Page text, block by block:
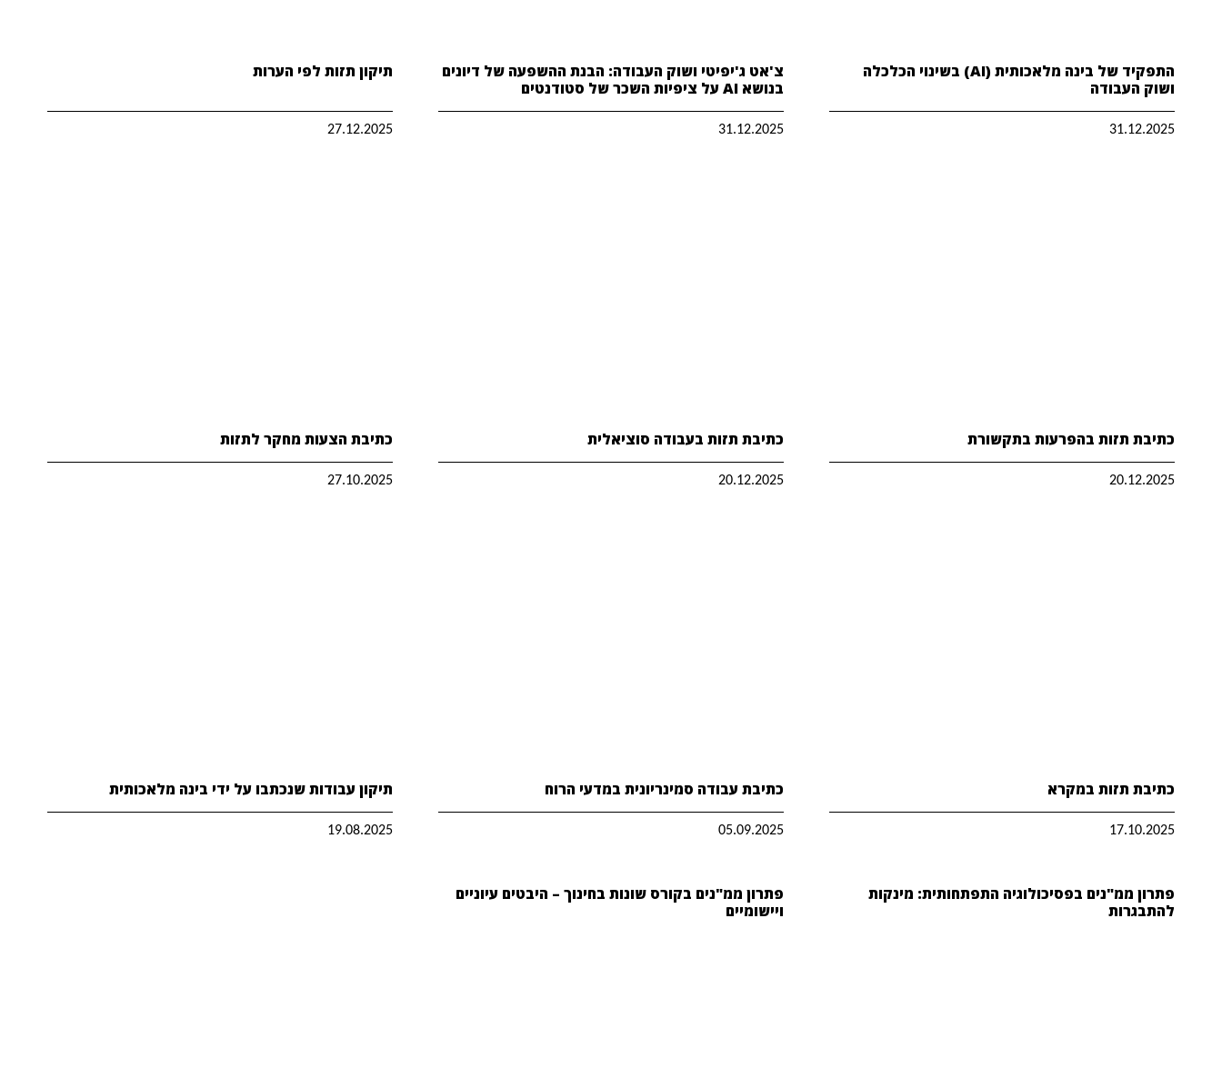
התפקיד של בינה מלאכותית (AI) בשינוי הכלכלה
ושוק העבודה
31.12.2025
צ'אט ג'יפיטי ושוק העבודה: הבנת ההשפעה של דיונים
בנושא AI על ציפיות השכר של סטודנטים
31.12.2025
תיקון תזות לפי הערות
27.12.2025
כתיבת תזות בהפרעות בתקשורת
20.12.2025
כתיבת תזות בעבודה סוציאלית
20.12.2025
כתיבת הצעות מחקר לתזות
27.10.2025
כתיבת תזות במקרא
17.10.2025
כתיבת עבודה סמינריונית במדעי הרוח
05.09.2025
תיקון עבודות שנכתבו על ידי בינה מלאכותית
19.08.2025
פתרון ממ"נים בפסיכולוגיה התפתחותית: מינקות
להתבגרות
פתרון ממ"נים בקורס שונות בחינוך – היבטים עיוניים
ויישומיים